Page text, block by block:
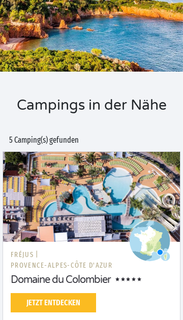
Campings in der Nähe
5 Camping(s) gefunden
FRÉJUS |
PROVENCE-ALPES-CÔTE D'AZUR
Domaine du Colombier
JETZT ENTDECKEN